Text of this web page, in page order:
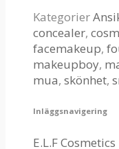
Kategorier
concealer,
facemakeup,
makeupboy,
mua, skönhet,
Inläggsnavigering
E.L.F Cosmetics